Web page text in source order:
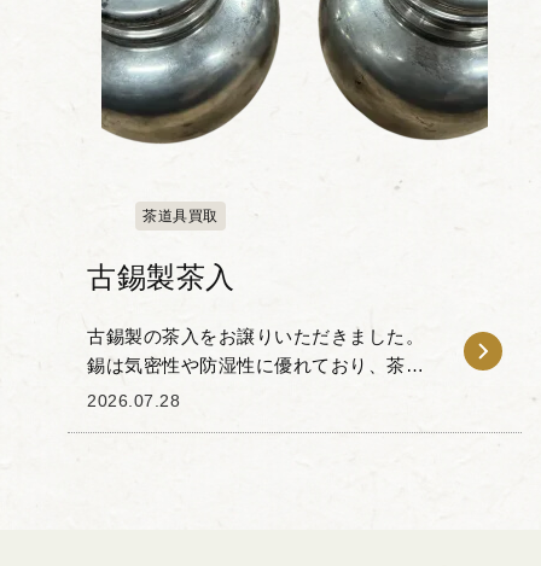
茶道具買取
古錫製茶入
古錫製の茶入をお譲りいただきました。
錫は気密性や防湿性に優れており、茶葉
の風味や香りを保ちやすいことから、古
2026.07.28